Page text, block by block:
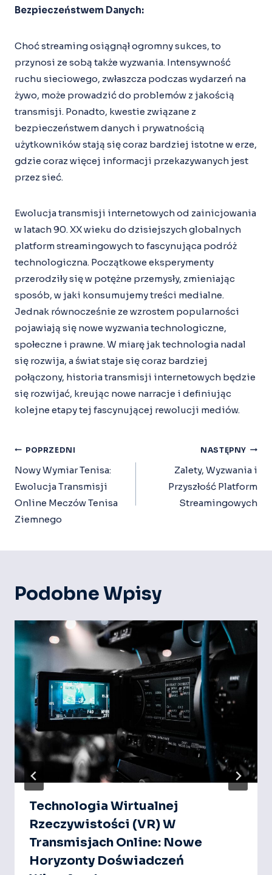
Bezpieczeństwem Danych:
Choć streaming osiągnął ogromny sukces, to
przynosi ze sobą także wyzwania. Intensywność
ruchu sieciowego, zwłaszcza podczas wydarzeń na
żywo, może prowadzić do problemów z jakością
transmisji. Ponadto, kwestie związane z
bezpieczeństwem danych i prywatnością
użytkowników stają się coraz bardziej istotne w erze,
gdzie coraz więcej informacji przekazywanych jest
przez sieć.
Ewolucja transmisji internetowych od zainicjowania
w latach 90. XX wieku do dzisiejszych globalnych
platform streamingowych to fascynująca podróż
technologiczna. Początkowe eksperymenty
przerodziły się w potężne przemysły, zmieniając
sposób, w jaki konsumujemy treści medialne.
Jednak równocześnie ze wzrostem popularności
pojawiają się nowe wyzwania technologiczne,
społeczne i prawne. W miarę jak technologia nadal
się rozwija, a świat staje się coraz bardziej
połączony, historia transmisji internetowych będzie
się rozwijać, kreując nowe narracje i definiując
kolejne etapy tej fascynującej rewolucji mediów.
Nawigacja
Wpisu
POPRZEDNI
Nowy Wymiar Tenisa:
Ewolucja Transmisji
Online Meczów Tenisa
Ziemnego
NASTĘPNY
Zalety, Wyzwania i
Przyszłość Platform
Streamingowych
Podobne Wpisy
Technologia Wirtualnej
Rzeczywistości (VR) W
Transmisjach Online: Nowe
Horyzonty Doświadczeń